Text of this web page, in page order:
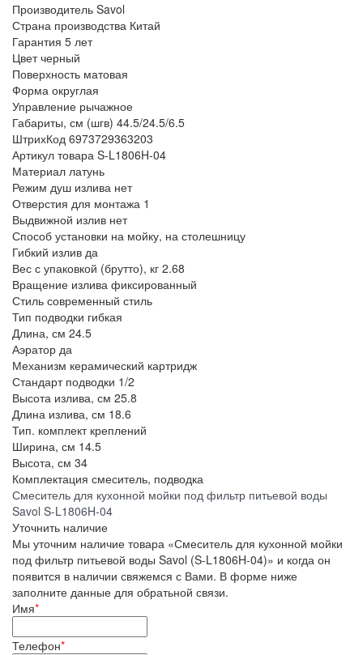
Производитель Savol
Страна производства Китай
Гарантия 5 лет
Цвет черный
Поверхность матовая
Форма округлая
Управление рычажное
Габариты, см (шгв) 44.5/24.5/6.5
ШтрихКод 6973729363203
Артикул товара S-L1806H-04
Материал латунь
Режим душ излива нет
Отверстия для монтажа 1
Выдвижной излив нет
Способ установки на мойку, на столешницу
Гибкий излив да
Вес с упаковкой (брутто), кг 2.68
Вращение излива фиксированный
Стиль современный стиль
Тип подводки гибкая
Длина, см 24.5
Аэратор да
Механизм керамический картридж
Стандарт подводки 1/2
Высота излива, см 25.8
Длина излива, см 18.6
Тип. комплект креплений
Ширина, см 14.5
Высота, см 34
Комплектация смеситель, подводка
Смеситель для кухонной мойки под фильтр питьевой воды
Savol S-L1806H-04
Уточнить наличие
Мы уточним наличие товара «Смеситель для кухонной мойки
под фильтр питьевой воды Savol (S-L1806H-04)» и когда он
появится в наличии свяжемся с Вами. В форме ниже
заполните данные для обратьной связи.
Имя*
Телефон*